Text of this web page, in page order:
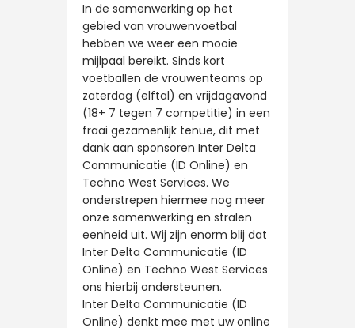
In de samenwerking op het
gebied van vrouwenvoetbal
hebben we weer een mooie
mijlpaal bereikt. Sinds kort
voetballen de vrouwenteams op
zaterdag (elftal) en vrijdagavond
(18+ 7 tegen 7 competitie) in een
fraai gezamenlijk tenue, dit met
dank aan sponsoren Inter Delta
Communicatie (ID Online) en
Techno West Services. We
onderstrepen hiermee nog meer
onze samenwerking en stralen
eenheid uit. Wij zijn enorm blij dat
Inter Delta Communicatie (ID
Online) en Techno West Services
ons hierbij ondersteunen.
Inter Delta Communicatie (ID
Online) denkt mee met uw online